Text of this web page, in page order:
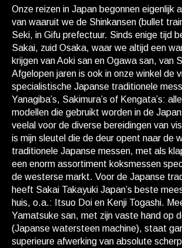
Onze reizen in Japan begonnen eigenlijk
van waaruit we de Shinkansen (bullet
Seki, in Gifu prefectuur. Sinds enige tijd
Sakai, zuid Osaka, waar we altijd een
krijgen van Aoki san en Ogawa san, van
Afgelopen jaren is ook in onze winkel de
specialistische Japanse traditionele
Yanagiba’s, Sakimura’s of Kengata’s:
modellen die gebruikt worden in de
veelal voor de diverse bereidingen van
is mijn sleutel die de deur opent naar de
traditionele Japanse messen, met als
een enorm assortiment koksmessen
de westerse markt. Voor de Japanse
heeft Sakai Takayuki Japan’s beste
huis, o.a.: Itsuo Doi en Kenji Togashi.
Yamatsuke san, met zijn vaste hand op
(Japanse watersteen machine), staat
superieure afwerking van absolute